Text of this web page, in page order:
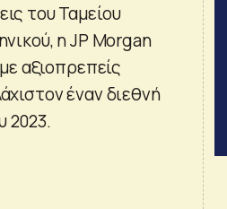
του Ταμείου
η JP Morgan
αξιοπρεπείς
έναν διεθνή
2023.